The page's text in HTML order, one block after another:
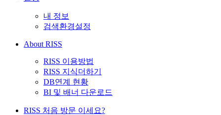
내 정보
검색환경설정
About RISS
RISS 이용방법
RISS 지식더하기
DB연계 현황
BI 및 배너 다운로드
RISS 처음 방문 이세요?